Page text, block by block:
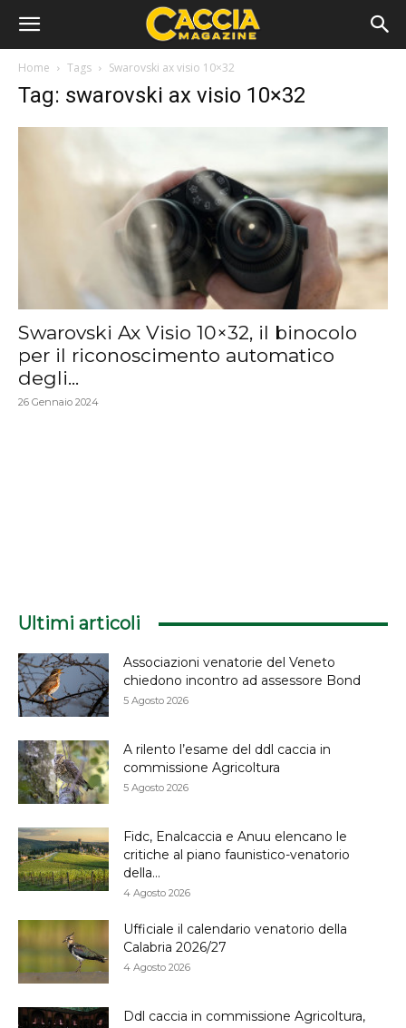
Home Tags Swarovski ax visio 10×32
Tag: swarovski ax visio 10×32
Swarovski Ax Visio 10×32, il binocolo
per il riconoscimento automatico
degli...
26 Gennaio 2024
Ultimi articoli
Associazioni venatorie del Veneto
chiedono incontro ad assessore Bond
5 Agosto 2026
A rilento l’esame del ddl caccia in
commissione Agricoltura
5 Agosto 2026
Fidc, Enalcaccia e Anuu elencano le
critiche al piano faunistico-venatorio
della...
4 Agosto 2026
Ufficiale il calendario venatorio della
Calabria 2026/27
4 Agosto 2026
Ddl caccia in commissione Agricoltura,